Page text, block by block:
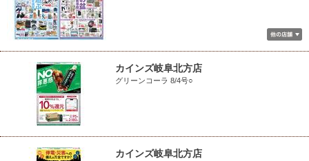
カインズ岐阜北方店
グリーンコーラ 8/4号○
カインズ岐阜北方店